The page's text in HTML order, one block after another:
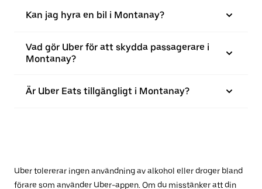
Kan jag hyra en bil i Montanay?
Vad gör Uber för att skydda passagerare i
Montanay?
Är Uber Eats tillgängligt i Montanay?
Uber tolererar ingen användning av alkohol eller droger bland
förare som använder Uber-appen. Om du misstänker att din